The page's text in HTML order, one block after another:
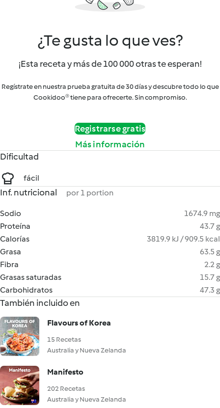
¿Te gusta lo que ves?
¡Esta receta y más de 100 000 otras te esperan!
Regístrate en nuestra prueba gratuita de 30 días y descubre todo lo que
Cookidoo® tiene para ofrecerte. Sin compromiso.
Registrarse gratis
Más información
Dificultad
fácil
Inf. nutricional por 1 portion
Sodio
1674.9 mg
Proteína
43.7 g
Calorías
3819.9 kJ / 909.5 kcal
Grasa
63.5 g
Fibra
2.2 g
Grasas saturadas
15.7 g
Carbohidratos
47.3 g
También incluido en
Flavours of Korea
15 Recetas
Australia y Nueva Zelanda
Manifesto
202 Recetas
Australia y Nueva Zelanda